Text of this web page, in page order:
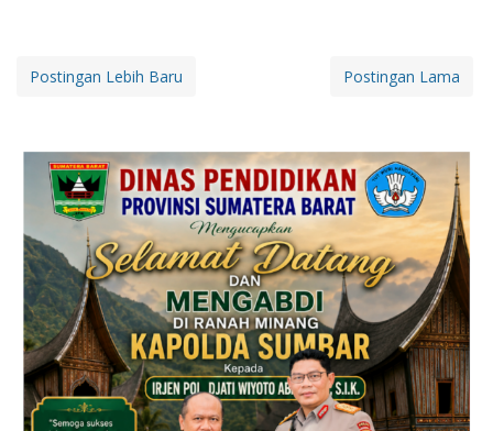
Postingan Lebih Baru Postingan Lama